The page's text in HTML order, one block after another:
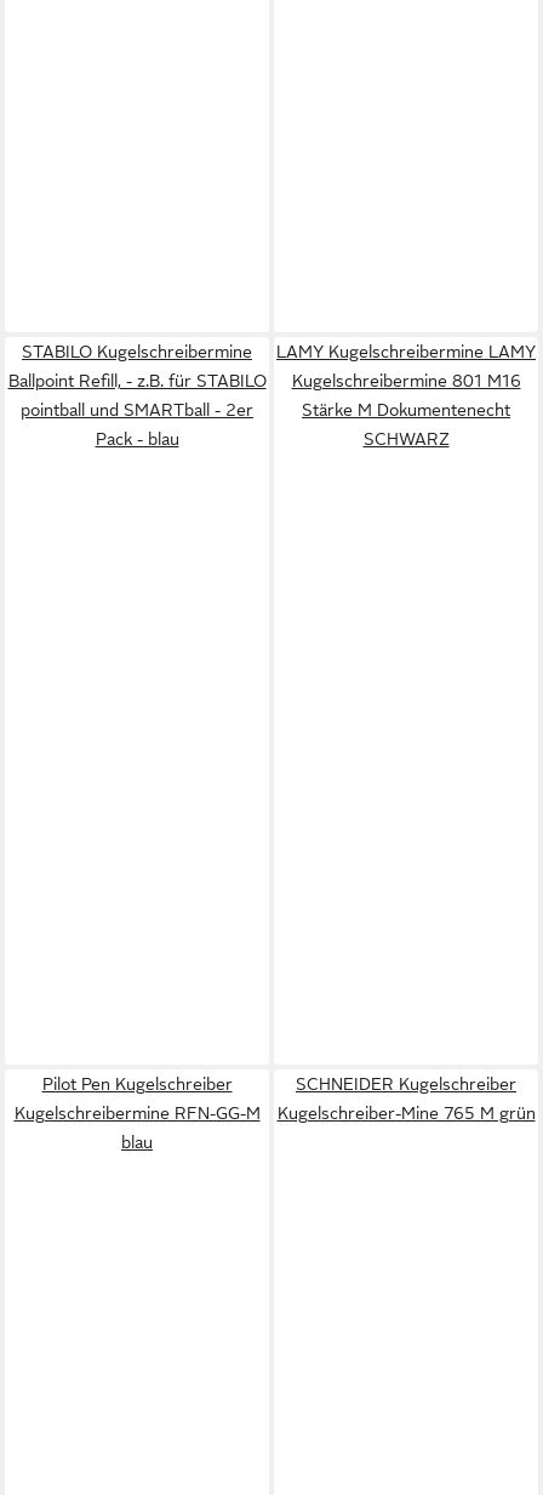
STABILO Kugelschreibermine
Ballpoint Refill, - z.B. für STABILO
pointball und SMARTball - 2er
Pack - blau
LAMY Kugelschreibermine LAMY
Kugelschreibermine 801 M16
Stärke M Dokumentenecht
SCHWARZ
Pilot Pen Kugelschreiber
Kugelschreibermine RFN-GG-M
blau
SCHNEIDER Kugelschreiber
Kugelschreiber-Mine 765 M grün